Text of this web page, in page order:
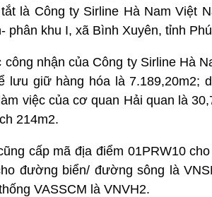
là Công ty Sirline Hà Nam Việt
phân khu I, xã Bình Xuyên, tỉnh
nhận của Công ty Sirline Hà
lưu giữ hàng hóa là 7.189,20m2;
việc của cơ quan Hải quan là
214m2.
cấp mã địa điểm 01PRW10
đường biển/ đường sông là
VASSCM là VNVH2.